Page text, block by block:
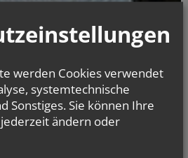
werden Cookies verwendet
systemtechnische
Sonstiges. Sie können Ihre
ändern oder